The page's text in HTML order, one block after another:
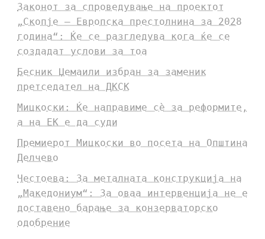
Законот за спроведување на проектот
„Скопје – Европска престолнина за 2028
година“: Ќе се разгледува кога ќе се
создадат услови за тоа
Бесник Џемаили избран за заменик
претседател на ДКСК
Мицкоски: Ќе направиме сè за реформите,
а на ЕК е да суди
Премиерот Мицкоски во посета на Општина
Делчево
Честоева: За металната конструкција на
„Македониум“: За оваа интервенција не е
доставено барање за конзерваторско
одобрение